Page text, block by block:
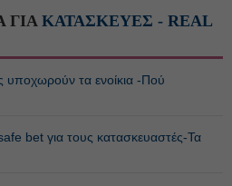
ΓΙΑ ΚΑΤΑΣΚΕΥΕΣ - REAL
υποχωρούν τα ενοίκια -Πού
bet για τους κατασκευαστές-Τα